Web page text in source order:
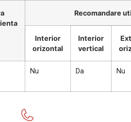
Recomandare
Interior
orizontal
Interior
vertical
Nu Da Nu